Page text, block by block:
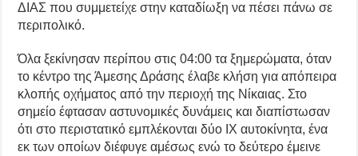
ΔΙΑΣ που συμμετείχε στην καταδίωξη να πέσει πάνω σε
περιπολικό.
Όλα ξεκίνησαν περίπου στις 04:00 τα ξημερώματα, όταν
το κέντρο της Άμεσης Δράσης έλαβε κλήση για απόπειρα
κλοπής οχήματος από την περιοχή της Νίκαιας. Στο
σημείο έφτασαν αστυνομικές δυνάμεις και διαπίστωσαν
ότι στο περιστατικό εμπλέκονται δύο ΙΧ αυτοκίνητα, ένα
εκ των οποίων διέφυγε αμέσως ενώ το δεύτερο έμεινε